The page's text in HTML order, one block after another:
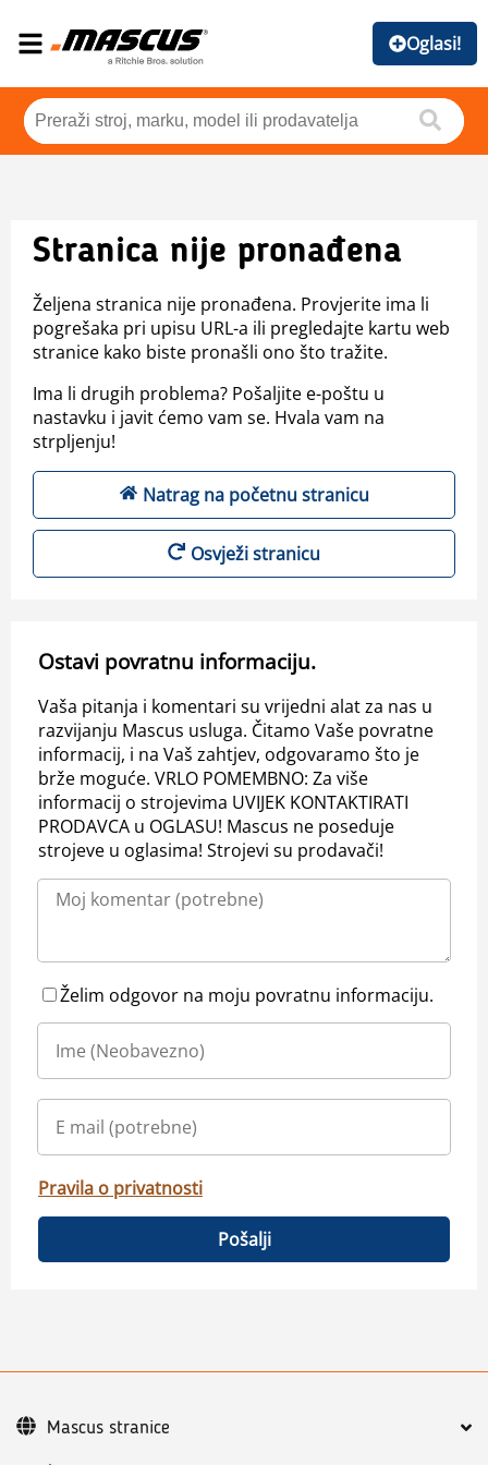
Oglasi!
Stranica nije pronađena
Željena stranica nije pronađena. Provjerite ima li
pogrešaka pri upisu URL-a ili pregledajte kartu web
stranice kako biste pronašli ono što tražite.
Ima li drugih problema? Pošaljite e-poštu u
nastavku i javit ćemo vam se. Hvala vam na
strpljenju!
Natrag na početnu stranicu
Osvježi stranicu
Ostavi povratnu informaciju.
Vaša pitanja i komentari su vrijedni alat za nas u
razvijanju Mascus usluga. Čitamo Vaše povratne
informacij, i na Vaš zahtjev, odgovaramo što je
brže moguće. VRLO POMEMBNO: Za više
informacij o strojevima UVIJEK KONTAKTIRATI
PRODAVCA u OGLASU! Mascus ne poseduje
strojeve u oglasima! Strojevi su prodavači!
Želim odgovor na moju povratnu informaciju.
Pravila o privatnosti
Pošalji
Mascus stranice